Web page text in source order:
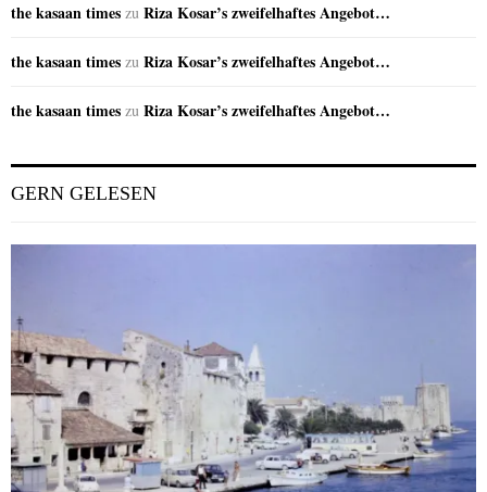
the kasaan times zu Riza Kosar’s zweifelhaftes Angebot…
the kasaan times zu Riza Kosar’s zweifelhaftes Angebot…
the kasaan times zu Riza Kosar’s zweifelhaftes Angebot…
GERN GELESEN